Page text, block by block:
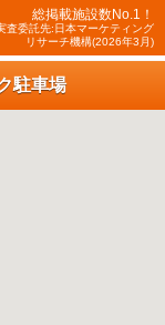
総掲載施設数No.1！
査委託先:日本マーケティング
リサーチ機構(2026年3月)
駐車場